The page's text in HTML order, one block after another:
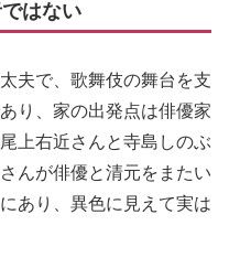
はない
夫で、歌舞伎の舞台を支
り、家の出発点は俳優家
上右近さんと寺島しのぶ
んが俳優と清元をまたい
あり、異色に見えて実は